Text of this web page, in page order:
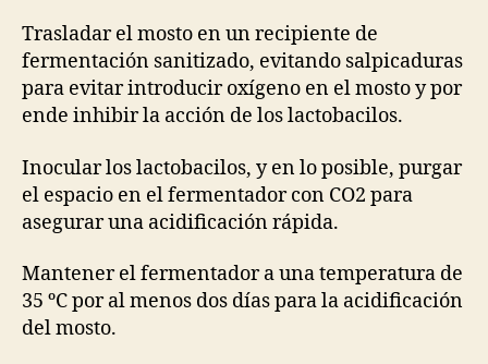
Trasladar el mosto en un recipiente de
fermentación sanitizado, evitando salpicaduras
para evitar introducir oxígeno en el mosto y por
ende inhibir la acción de los lactobacilos.
Inocular los lactobacilos, y en lo posible, purgar
el espacio en el fermentador con CO2 para
asegurar una acidificación rápida.
Mantener el fermentador a una temperatura de
35 ºC por al menos dos días para la acidificación
del mosto.